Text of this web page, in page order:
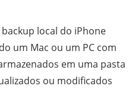
local do iPhone
um Mac ou um PC com
em uma pasta
ou modificados